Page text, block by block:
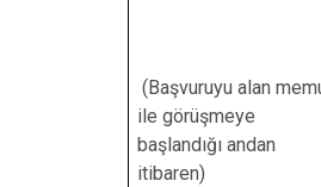
(Başvuruyu alan
ile görüşmeye
başlandığı andan
itibaren)